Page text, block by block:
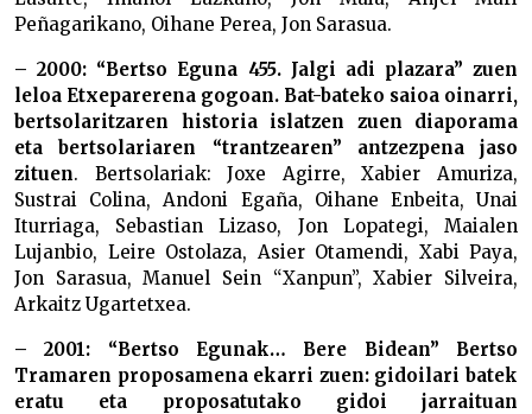
Peñagarikano, Oihane Perea, Jon Sarasua.
– 2000: “Bertso Eguna 455. Jalgi adi plazara” zuen
leloa Etxeparerena gogoan. Bat-bateko saioa oinarri,
bertsolaritzaren historia islatzen zuen diaporama
eta bertsolariaren “trantzearen” antzezpena jaso
zituen. Bertsolariak: Joxe Agirre, Xabier Amuriza,
Sustrai Colina, Andoni Egaña, Oihane Enbeita, Unai
Iturriaga, Sebastian Lizaso, Jon Lopategi, Maialen
Lujanbio, Leire Ostolaza, Asier Otamendi, Xabi Paya,
Jon Sarasua, Manuel Sein “Xanpun”, Xabier Silveira,
Arkaitz Ugartetxea.
– 2001: “Bertso Egunak… Bere Bidean” Bertso
Tramaren proposamena ekarri zuen: gidoilari batek
eratu eta proposatutako gidoi jarraituan